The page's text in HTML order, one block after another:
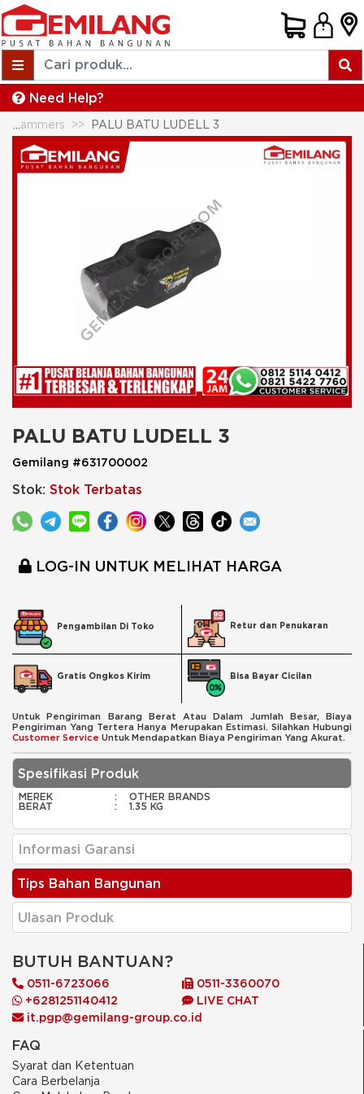
Need Help?
PALU BATU LUDELL 3
PALU BATU LUDELL 3
Gemilang #631700002
Stok: Stok Terbatas
LOG-IN UNTUK MELIHAT HARGA
Pengambilan Di Toko Retur dan Penukaran
Gratis Ongkos Kirim Bisa Bayar Cicilan
Untuk Pengiriman Barang Berat Atau Dalam Jumlah Besar, Biaya
Pengiriman Yang Tertera Hanya Merupakan Estimasi. Silahkan Hubungi
Customer Service Untuk Mendapatkan Biaya Pengiriman Yang Akurat.
Spesifikasi Produk
MEREK :
OTHER BRANDS
BERAT
: 1.35 KG
Informasi Garansi
Tips Bahan Bangunan
Ulasan Produk
BUTUH BANTUAN?
0511-6723066
0511-3360070
+6281251140412
LIVE CHAT
it.pgp@gemilang-group.co.id
FAQ
Syarat dan Ketentuan
Cara Berbelanja